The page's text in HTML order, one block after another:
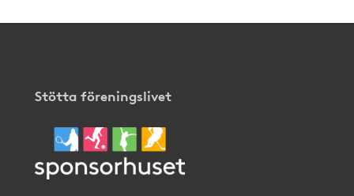
Stötta föreningslivet